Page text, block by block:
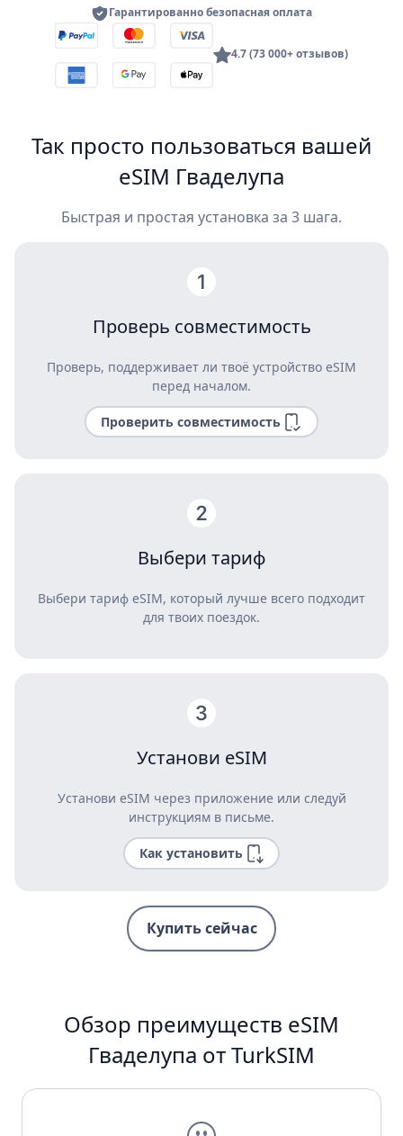
Гарантированно безопасная оплата
4.7 (73 000+ отзывов)
Так просто пользоваться вашей
eSIM Гваделупа
Быстрая и простая установка за 3 шага.
Проверь совместимость
Проверь, поддерживает ли твоё устройство eSIM
перед началом.
Проверить совместимость
Выбери тариф
Выбери тариф eSIM, который лучше всего подходит
для твоих поездок.
Установи eSIM
Установи eSIM через приложение или следуй
инструкциям в письме.
Как установить
Купить сейчас
Обзор преимуществ eSIM
Гваделупа от TurkSIM